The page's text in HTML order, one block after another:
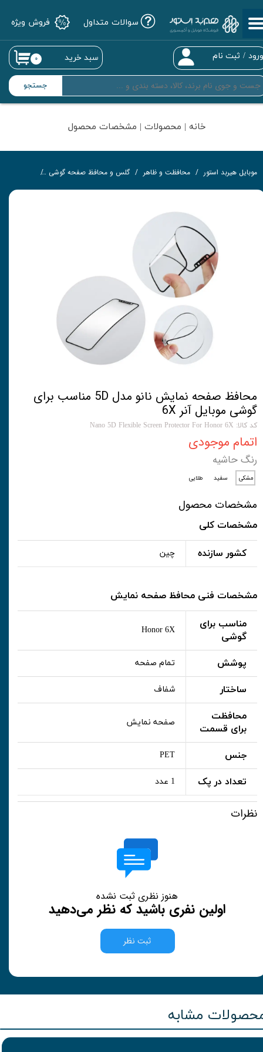
جستجو
/ ثبت نام
حساب کاربری من
تغییر گذر واژه
سفارشات
خروج از حساب کاربری
۰ سبد خرید
سوالات متداول فروش ویژه
خانه | محصولات | مشخصات محصول
موبایل هیربد استور محافظت و ظاهر گلس و محافظ صفحه گوشی
محافظ صفحه نمایش نانو مدل 5D مناسب برای
گوشی موبایل آنر 6X
کد کالا: Nano 5D Flexible Screen Protector For Honor 6X
اتمام موجودی
رنگ حاشیه
مشکی سفید طلایی
مشخصات محصول
مشخصات کلی
کشور سازنده چین
مشخصات فنی محافظ صفحه نمایش
مناسب برای
گوشی
Honor 6X
پوشش تمام صفحه
ساختار شفاف
محافظت
برای قسمت
صفحه نمایش
جنس PET
تعداد در پک 1 عدد
نظرات
هنوز نظری ثبت نشده
اولین نفری باشید که نظر می‌دهید
ثبت نظر
مشابه